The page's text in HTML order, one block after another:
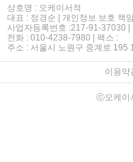
상호명 : 오케이서적
대표 : 정경순 | 개인정보 보호 책
사업자등록번호 :217-91-37030
전화 : 010-4238-7980 | 팩스 :
주소 : 서울시 노원구 중계로 195
이용약
ⓒ오케이